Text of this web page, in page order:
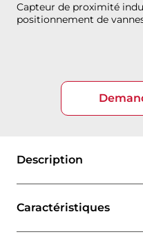
Capteur de proximité
positionnement de
Description
Caractéristiques